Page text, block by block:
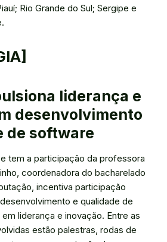
Rio Grande do Sul; Sergipe e
liderança e
desenvolvimento
de software
tem a participação da professora
coordenadora do bacharelado
incentiva participação
e qualidade de
liderança e inovação. Entre as
estão palestras, rodas de